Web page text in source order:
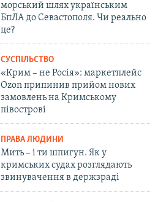
морський шлях українським
БпЛА до Севастополя. Чи реально
це?
СУСПІЛЬСТВО
«Крим – не Росія»: маркетплейс
Ozon припинив прийом нових
замовлень на Кримському
півострові
ПРАВА ЛЮДИНИ
Мить – і ти шпигун. Як у
кримських судах розглядають
звинувачення в держзраді